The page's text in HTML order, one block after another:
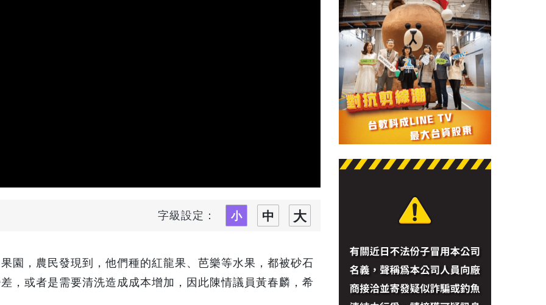
字級設定：
園，農民發現到，他們種的紅龍果、芭樂等水果，都被砂石
，或者是需要清洗造成成本增加，因此陳情議員黃春麟，希